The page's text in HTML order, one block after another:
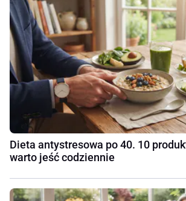
Dieta antystresowa po 40. 10
warto jeść codziennie